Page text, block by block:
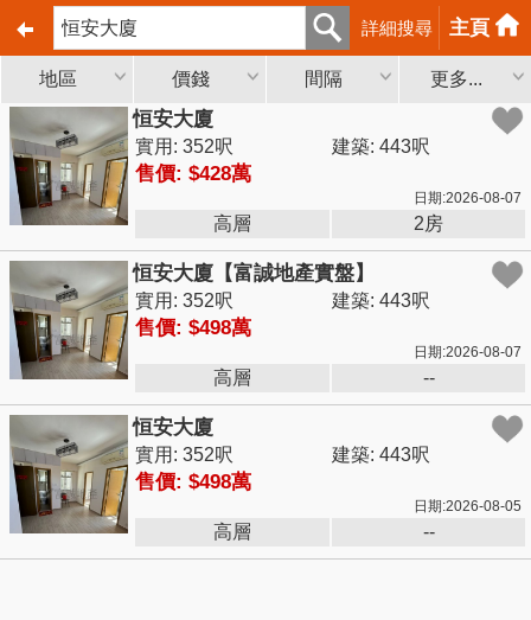
詳細搜尋 主頁
地區 價錢 間隔 更多...
恒安大廈
實用: 352呎 建築: 443呎
售價: $428萬
日期:2026-08-07
高層 2房
恒安大廈【富誠地產實盤】
實用: 352呎 建築: 443呎
售價: $498萬
日期:2026-08-07
高層 --
恒安大廈
實用: 352呎 建築: 443呎
售價: $498萬
日期:2026-08-05
高層 --